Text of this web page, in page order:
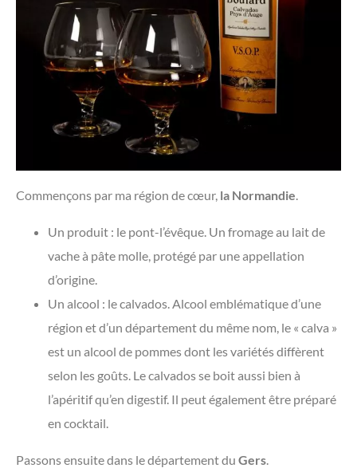
Commençons par ma région de cœur, la Normandie
Un produit : le pont-l’évêque. Un fromage au lait de
vache à pâte molle, protégé par une appellation
d’origine.
Un alcool : le calvados. Alcool emblématique d’une
région et d’un département du même nom, le « calva »
est un alcool de pommes dont les variétés diffèrent
selon les goûts. Le calvados se boit aussi bien à
l’apéritif qu’en digestif. Il peut également être préparé
en cocktail.
Passons ensuite dans le département du Gers